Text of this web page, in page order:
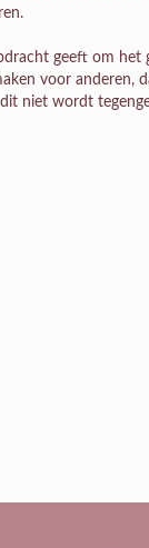
geeft om het
voor anderen,
niet wordt